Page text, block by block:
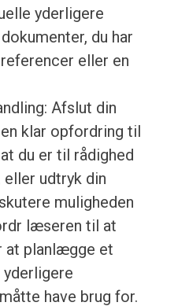
yderligere
du har
eller en
Afslut din
klar opfordring til
du er til rådighed
udtryk din
muligheden
læseren til at
at planlægge et
have brug for.